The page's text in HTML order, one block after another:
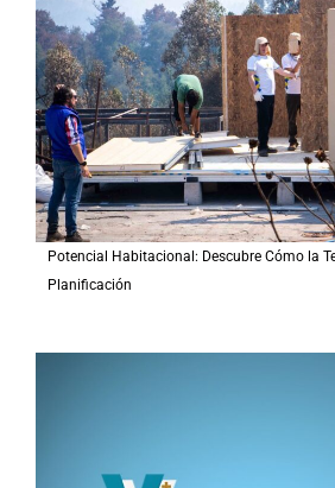
Potencial Habitacional: Descubre Cómo la
Planificación